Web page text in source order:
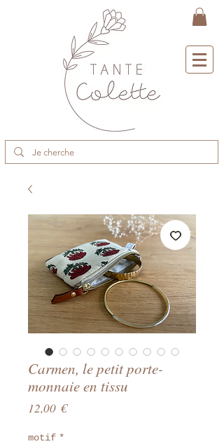
Carmen, le petit porte-
monnaie en tissu
12,00 €Prix
motif *